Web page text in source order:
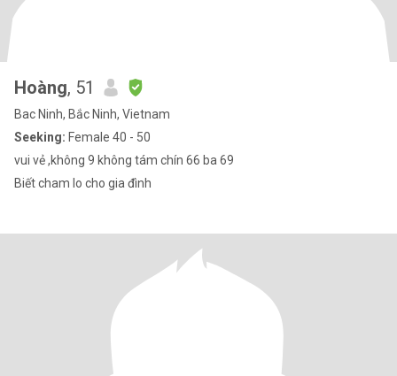
Hoàng, 51
Bac Ninh, Bắc Ninh, Vietnam
Seeking: Female 40 - 50
vui vẻ ,không 9 không tám chín 66 ba 69
Biết cham lo cho gia đình